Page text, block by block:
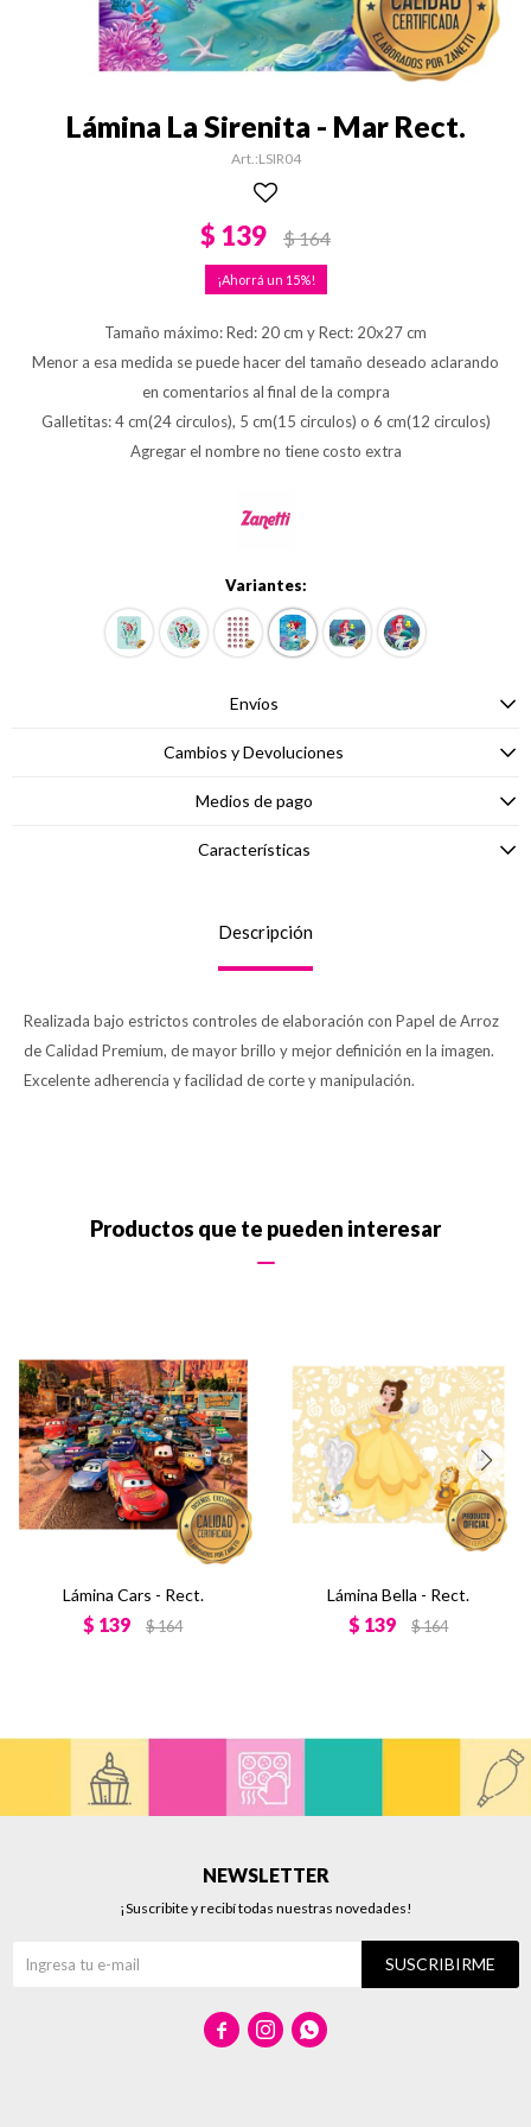
Lámina La Sirenita - Mar Rect.
LSIR04
$ 139 $164
15
Tamaño máximo: Red: 20 cm y Rect: 20x27 cm
Menor a esa medida se puede hacer del tamaño deseado aclarando
en comentarios al final de la compra
Galletitas: 4 cm(24 circulos), 5 cm(15 circulos) o 6 cm(12 circulos)
Agregar el nombre no tiene costo extra
Variantes:
Envíos
Cambios y Devoluciones
Medios de pago
Características
Descripción
Realizada bajo estrictos controles de elaboración con Papel de Arroz
de Calidad Premium, de mayor brillo y mejor definición en la imagen.
Excelente adherencia y facilidad de corte y manipulación.
Productos que te pueden interesar
Lámina Cars - Rect.
$ 139 $164
Lámina Bella - Rect.
$ 139 $164
NEWSLETTER
¡Suscribite y recibí todas nuestras novedades!
SUSCRIBIRME
  